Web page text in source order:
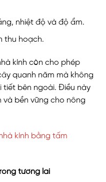
nhiệt độ và độ ẩm.
thu hoạch.
kính còn cho phép
quanh năm mà không
tiết bên ngoài. Điều này
bền vững cho nông
kính bằng tấm
tương lai